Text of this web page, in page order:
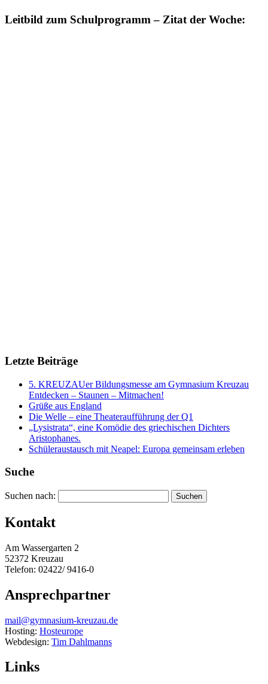
Leitbild zum Schulprogramm – Zitat der Woche:
Letzte Beiträge
5. KREUZAUer Bildungsmesse am Gymnasium Kreuzau
Entdecken – Staunen – Mitmachen!
Grüße aus England
Die Welle – eine Theateraufführung der Q1
„Lysistrata“, eine Komödie des griechischen Dichters
Aristophanes.
Schüleraustausch mit Neapel: Europa gemeinsam erleben
Suche
Suchen nach:
Kontakt
Am Wassergarten 2
52372 Kreuzau
Telefon: 02422/ 9416-0
Ansprechpartner
mail@gymnasium-kreuzau.de
Hosting: Hosteurope
Webdesign: Tim Dahlmanns
Links